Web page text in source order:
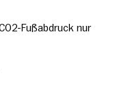
Fußabdruck nur